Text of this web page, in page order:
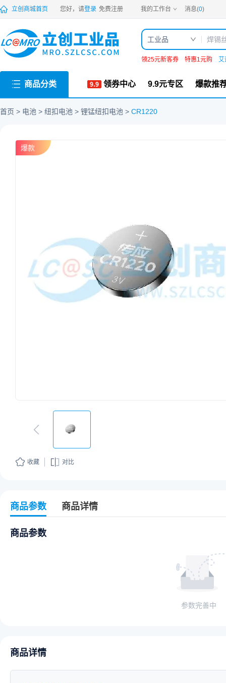
PDF 立创商城首页 您好，请登录 免费注册 我的工作台 消息(0)
工业品
领25元新客券 特惠1元购 艾
商品分类 领券中心 9.9元专区 爆款推
首页 电池 纽扣电池 锂锰纽扣电池 CR1220
爆款
收藏 对比
商品参数 商品详情
商品参数
参数完善中
商品详情